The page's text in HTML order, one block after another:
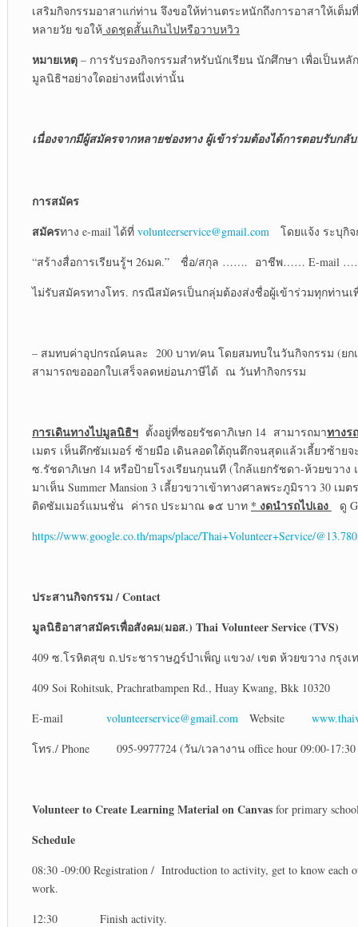
เสริมกิจกรรมอาสาแก่ท่าน จึงขอให้ท่านตระหนักถึงการอาสาให้เต็
หลายวัย ขอให้งดชุดสั้นเกินไปหรือวาบหวิว
หมายเหตุ– การรับรองกิจกรรมสำหรับนักเรียน นักศึกษา เพื่อเป็น
มูลนิธิฯอย่างใดอย่างหนึ่งเท่านั้น
เนื่องจากมีผู้สมัครจากหลายช่องทาง ผู้เข้าร่วมต้องได้การตอบรับก
การสมัคร
สมัครทาง e-mail ได้ที่ volunteerservice@gmail.com โดยแจ้ง ระบุกิจ
“สร้างสื่อการเรียนรู้ฯ 26มค.” ชื่อ/สกุล ……. อาชีพ…… E-mail
ไม่รับสมัครทางโทร. กรณีสมัครเป็นกลุ่มต้องส่งชื่อผู้เข้าร่วมทุกท่าน
– สมทบค่าอุปกรณ์คนละ 200 บาท/คน โดยสมทบในวันกิจกรรม (ยก
สามารถขอออกใบเสร็จลดหย่อนภาษีได้ ณ วันทำกิจกรรม
การเดินทางไปมูลนิธิฯตั้งอยู่ที่ซอยรัชดาภิเษก 14 สามารถมาทางร
เมตร เห็นตึกซัมเมอร์ ซ้ายมือ เดินลอดใต้ถุนตึกจนสุดแล้วเลี้ยวซ้า
ซ.รัชดาภิเษก 14 หรือป้ายโรงเรียนกุนนที (ใกล้แยกรัชดา-ห้วยขวา
มาเห็น Summer Mansion 3 เลี้ยวขวาเข้าทางศาลพระภูมิราว 30
ติดซัมเมอร์แมนชั่น ค่ารถ ประมาณ ๑๕ บาท * งดนำรถไปเอง
ดู
https://www.google.co.th/maps/place/Thai+Volunteer+Service/
ประสานกิจกรรม/ Contact
มูลนิธิอาสาสมัครเพื่อสังคม(มอส.) Thai Volunteer Service (TVS)
409 ซ.โรหิตสุข ถ.ประชาราษฎร์บำเพ็ญ แขวง/ เขต ห้วยขวาง กรุงเ
409 Soi Rohitsuk, Prachratbampen Rd., Huay Kwang, Bkk 10320
E-mail volunteerservice@gmail.com Website
โทร./ Phone 095-9977724 (วัน/เวลางาน office hour 09:00-
Volunteer to Create Learning Material on Canvasfor primary
Schedule
08:30 -09:00 Registration / Introduction to activity, get to know each
work.
12:30 Finish activity.